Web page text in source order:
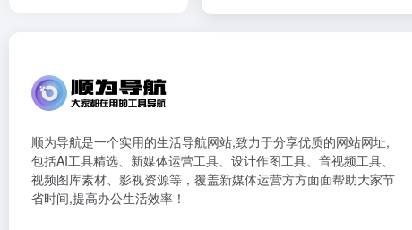
顺为导航是一个实用的生活导航网站,致力于分享优质的网站网址,
包括AI工具精选、新媒体运营工具、设计作图工具、音视频工具、
视频图库素材、影视资源等，覆盖新媒体运营方方面面帮助大家节
省时间,提高办公生活效率！